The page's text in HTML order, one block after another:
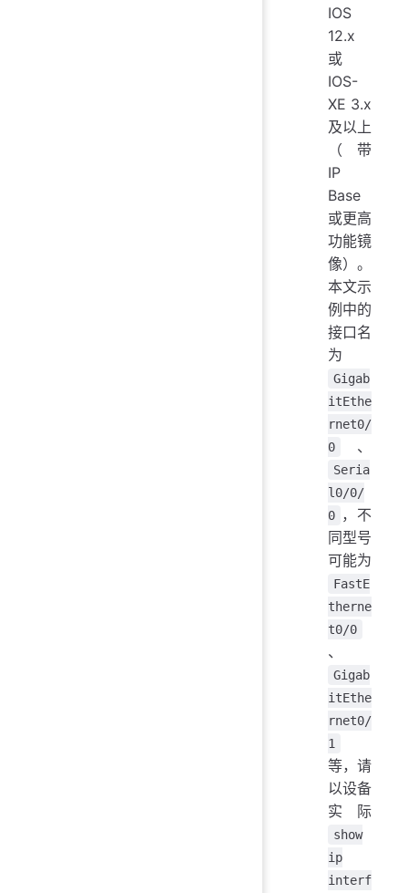
IOS
12.x
或
IOS-
XE 3.x
及以上
（带
IP
Base
或更高
功能镜
像）。
本文示
例中的
接口名
为
Gigab
itEthe
rnet0/
0
、
Seria
l0/0/
0 ，不
同型号
可能为
FastE
therne
t0/0
、
Gigab
itEthe
rnet0/
1
等，请
以设备
实际
show
ip
interf